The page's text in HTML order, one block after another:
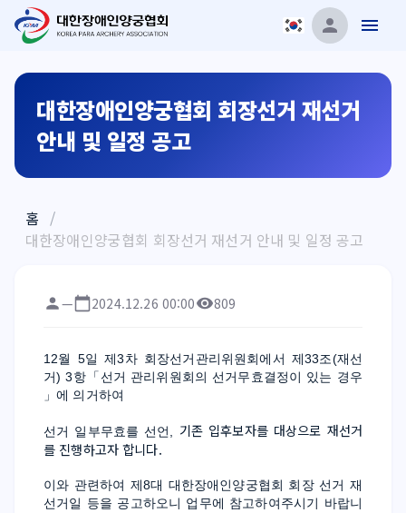
대한장애인양궁협회 회장선거 재선거
안내 및 일정 공고
홈 /
대한장애인양궁협회 회장선거 재선거 안내 및 일정 공고
— 2024.12.26 00:00 809
12월 5일 제3차 회장선거관리위원회에서 제33조(재선
거) 3항「선거 관리위원회의 선거무효결정이 있는 경우
」에 의거하여
선거 일부무효를 선언, 기존 입후보자를 대상으로 재선거
를 진행하고자 합니다.
이와 관련하여 제8대 대한장애인양궁협회 회장 선거 재
선거일 등을 공고하오니 업무에 참고하여주시기 바랍니